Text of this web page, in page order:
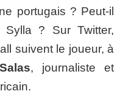
portugais ? Peut-il
Sylla ? Sur Twitter,
suivent le joueur, à
, journaliste et